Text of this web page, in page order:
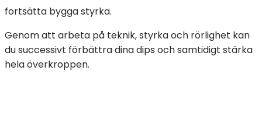
fortsätta bygga styrka.
Genom att arbeta på teknik, styrka och rörlighet kan
du successivt förbättra dina dips och samtidigt stärka
hela överkroppen.